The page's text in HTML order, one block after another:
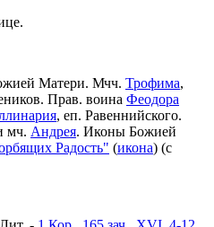
Матери. Мчч. Трофима,
Прав. воина Феодора
, еп. Равеннийского.
мч. Андрея. Иконы Божией
Радость" (икона) (с